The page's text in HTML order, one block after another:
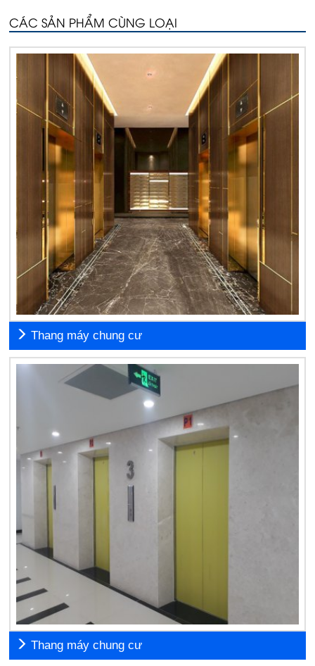
CÁC SẢN PHẨM CÙNG LOẠI
Thang máy chung cư
Thang máy chung cư